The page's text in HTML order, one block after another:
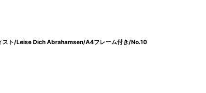
スト/Leise Dich Abrahamsen/A4フレーム付き/No.10